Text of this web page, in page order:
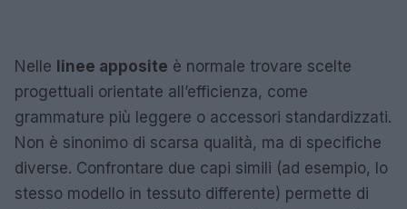
Nelle linee apposite è normale trovare scelte
progettuali orientate all’efficienza, come
grammature più leggere o accessori standardizzati.
Non è sinonimo di scarsa qualità, ma di specifiche
diverse. Confrontare due capi simili (ad esempio, lo
stesso modello in tessuto differente) permette di